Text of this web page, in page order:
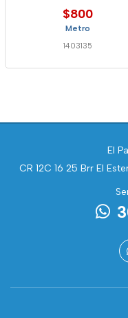
$800
Metro
1403135
El
CR 12C 16 25 Brr El